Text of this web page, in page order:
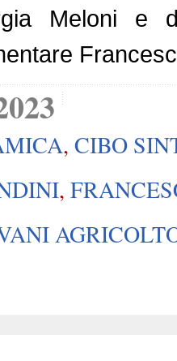
Meloni e
, CIBO
,